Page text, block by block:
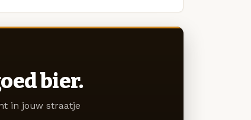
bier.
in jouw straatje